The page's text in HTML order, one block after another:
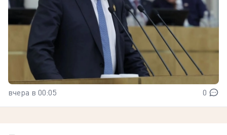
вчера в 00:05 0